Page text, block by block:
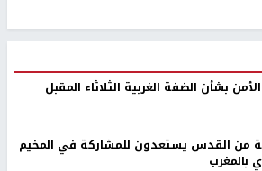
بشأن الضفة الغربية الثلاثاء المقبل
من القدس يستعدون للمشاركة في المخيم
بالمغرب